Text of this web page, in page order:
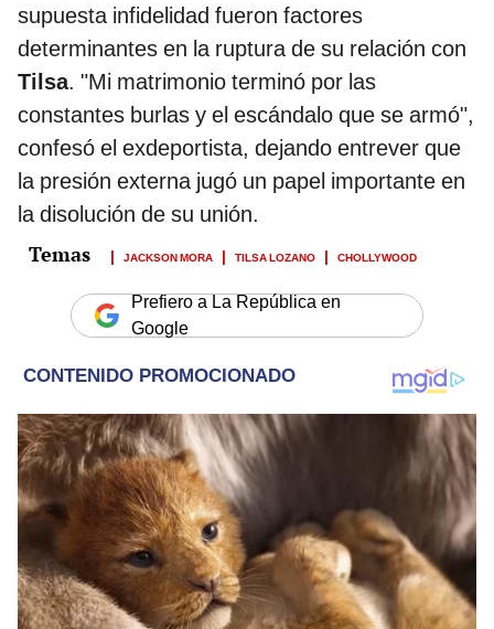
supuesta infidelidad fueron factores
determinantes en la ruptura de su relación con
Tilsa. "Mi matrimonio terminó por las
constantes burlas y el escándalo que se armó",
confesó el exdeportista, dejando entrever que
la presión externa jugó un papel importante en
la disolución de su unión.
JACKSON MORA TILSA LOZANO CHOLLYWOOD
Prefiero a La República en
Google